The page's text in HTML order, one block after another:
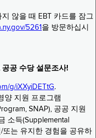
않을 때 EBT 카드를 잠그
5261 을 방문하십시
공 수당 설문조사!
g/iXXyiDETtG.
양 지원 프로그램
SNAP), 공공 지원
소득(Supplemental
또는 유지한 경험을 공유하